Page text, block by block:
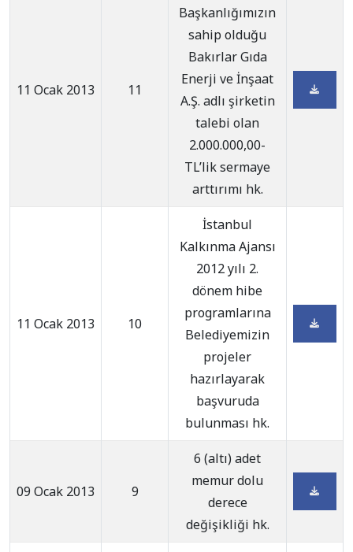
11 Ocak 2013 11
Başkanlığımızın
sahip olduğu
Bakırlar Gıda
Enerji ve İnşaat
A.Ş. adlı şirketin
talebi olan
2.000.000,00-
TL’lik sermaye
arttırımı hk.
11 Ocak 2013 10
İstanbul
Kalkınma Ajansı
2012 yılı 2.
dönem hibe
programlarına
Belediyemizin
projeler
hazırlayarak
başvuruda
bulunması hk.
09 Ocak 2013 9
6 (altı) adet
memur dolu
derece
değişikliği hk.